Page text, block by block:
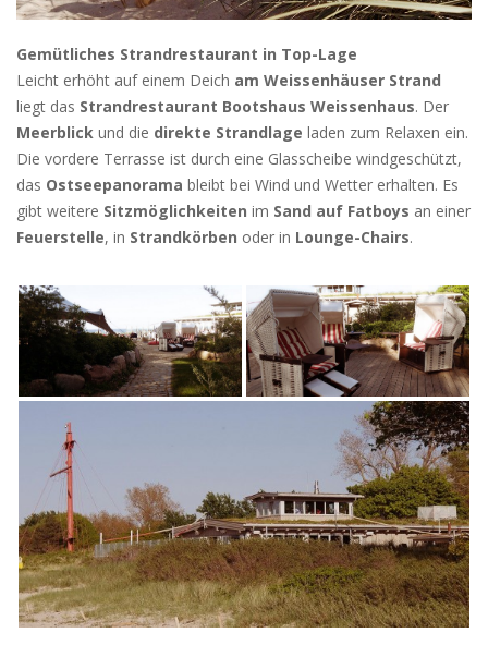
Gemütliches Strandrestaurant in Top-Lage
Leicht erhöht auf einem Deich am Weissenhäuser Strand
liegt das Strandrestaurant Bootshaus Weissenhaus. Der
Meerblick und die direkte Strandlage laden zum Relaxen ein.
Die vordere Terrasse ist durch eine Glasscheibe windgeschützt,
das Ostseepanorama bleibt bei Wind und Wetter erhalten. Es
gibt weitere Sitzmöglichkeiten im Sand auf Fatboys an einer
Feuerstelle, in Strandkörben oder in Lounge-Chairs.